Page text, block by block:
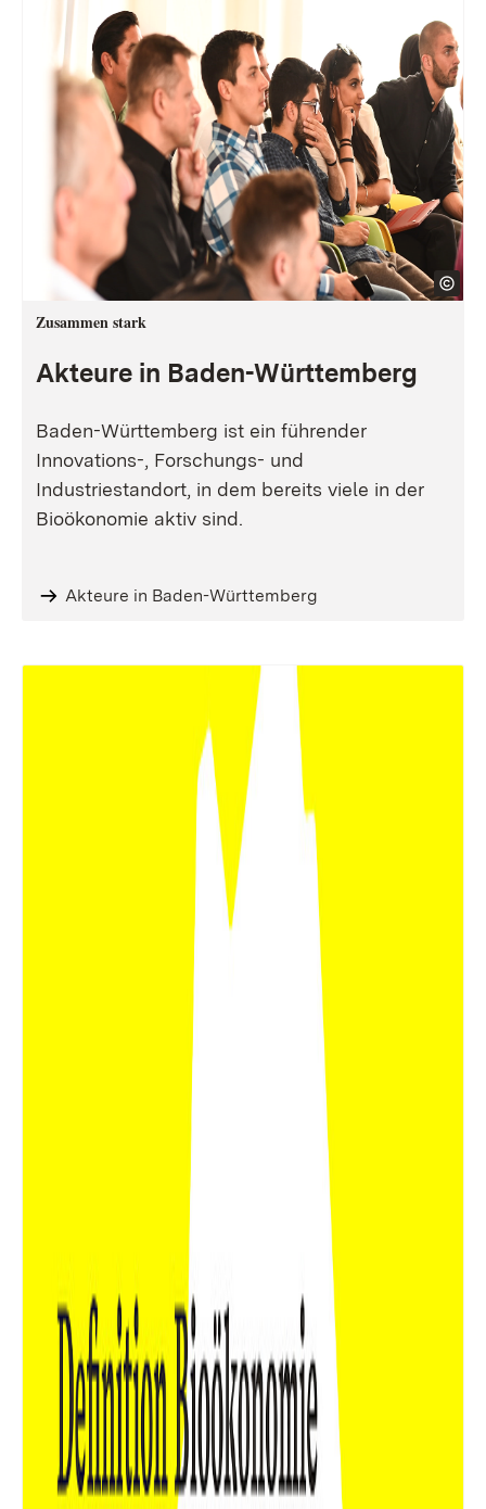
Zusammen stark
Akteure in Baden-Württemberg
Baden-Württemberg ist ein führender
Innovations-, Forschungs- und
Industriestandort, in dem bereits viele in der
Bioökonomie aktiv sind.
Akteure in Baden-Württemberg